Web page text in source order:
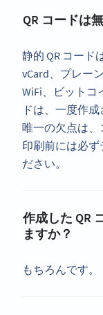
QR コードは
静的 QR コード
vCard、プレー
WiFi、ビットコ
ドは、一度作
唯一の欠点は、
印刷前には必ず
ださい。
作成した QR
ますか？
もちろんです。